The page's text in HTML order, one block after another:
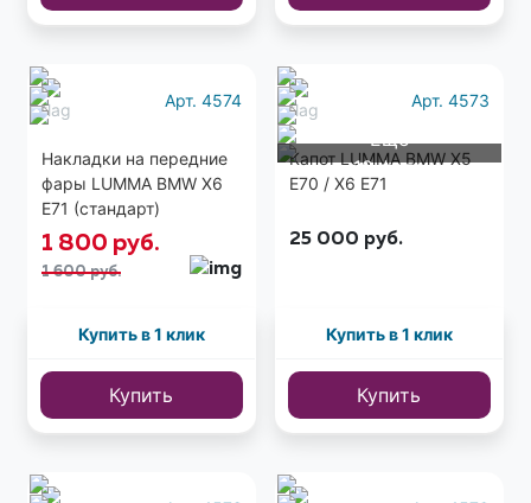
Арт. 4574
Накладки на передние
фары LUMMA BMW X6
E71 (стандарт)
1 800 руб.
1 600 руб.
Купить в 1 клик
Купить
Еще
10 фото
Арт. 4573
Капот LUMMA BMW X5
E70 / X6 E71
25 000 руб.
Купить в 1 клик
Купить